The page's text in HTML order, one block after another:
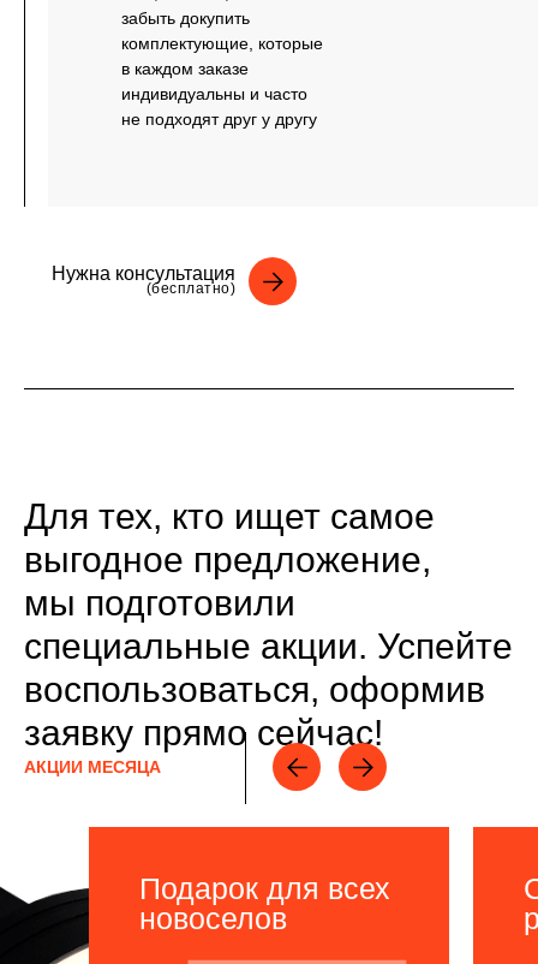
Нужна консультация
(бесплатно)
забыть докупить
комплектующие, которые
в каждом заказе
индивидуальны и часто
не подходят друг у другу
Для тех, кто ищет самое
выгодное предложение,
мы подготовили
специальные акции. Успейте
воспользоваться, оформив
заявку прямо сейчас!
АКЦИИ МЕСЯЦА
Подарок для всех
новоселов